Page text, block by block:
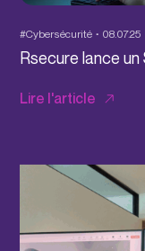
#Cybersécurité 08.07.25
Rsecure lance
Lire l'article